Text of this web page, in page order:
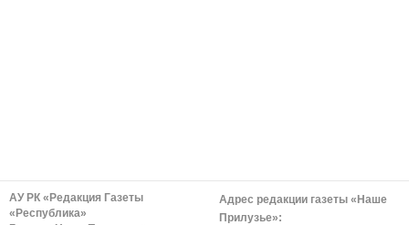
АУ РК «Редакция Газеты
«Республика»
Адрес редакции газеты «Наше
Прилузье»: